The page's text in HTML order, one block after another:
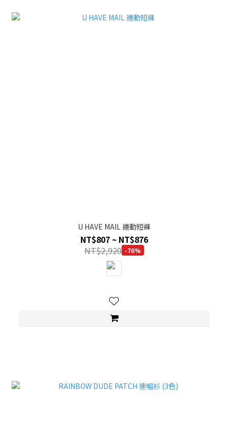
U HAVE MAIL 運動短褲
NT$807 ~ NT$876
NT$2,920 -70%